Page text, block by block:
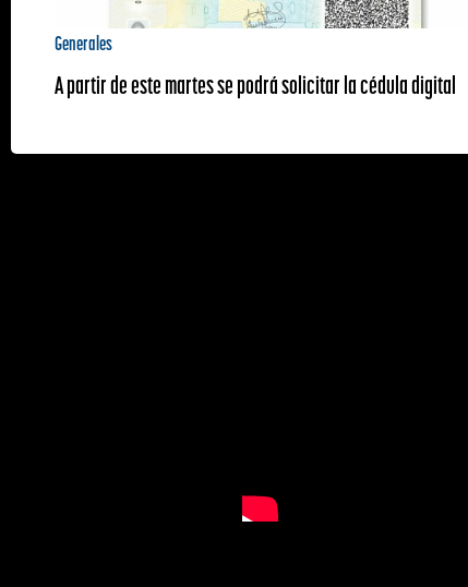
Generales
A partir de este martes se podrá solicitar la cédula digital